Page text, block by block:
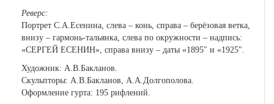
Реверс:
Портрет С.А.Есенина, слева – конь, справа – берёзовая ветка,
внизу – гармонь-тальянка, слева по окружности – надпись:
«СЕРГЕЙ ЕСЕНИН», справа внизу – даты «1895″ и «1925″.
Художник: А.В.Бакланов.
Скульпторы: А.В.Бакланов, А.А.Долгополова.
Оформление гурта: 195 рифлений.